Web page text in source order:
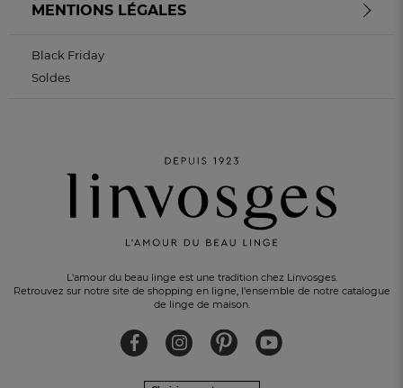
L'amour du beau linge est une tradition chez Linvosges.
Retrouvez sur notre site de shopping en ligne, l'ensemble de notre catalogue
de linge de maison.
MENTIONS LÉGALES
Black Friday
Soldes